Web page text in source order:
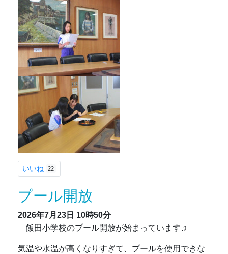
いいね 22
プール開放
2026年7月23日 10時50分
飯田小学校のプール開放が始まっています♫
気温や水温が高くなりすぎて、プールを使用できな